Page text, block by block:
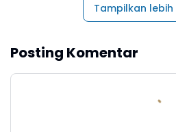
Tampilkan
Posting Komentar